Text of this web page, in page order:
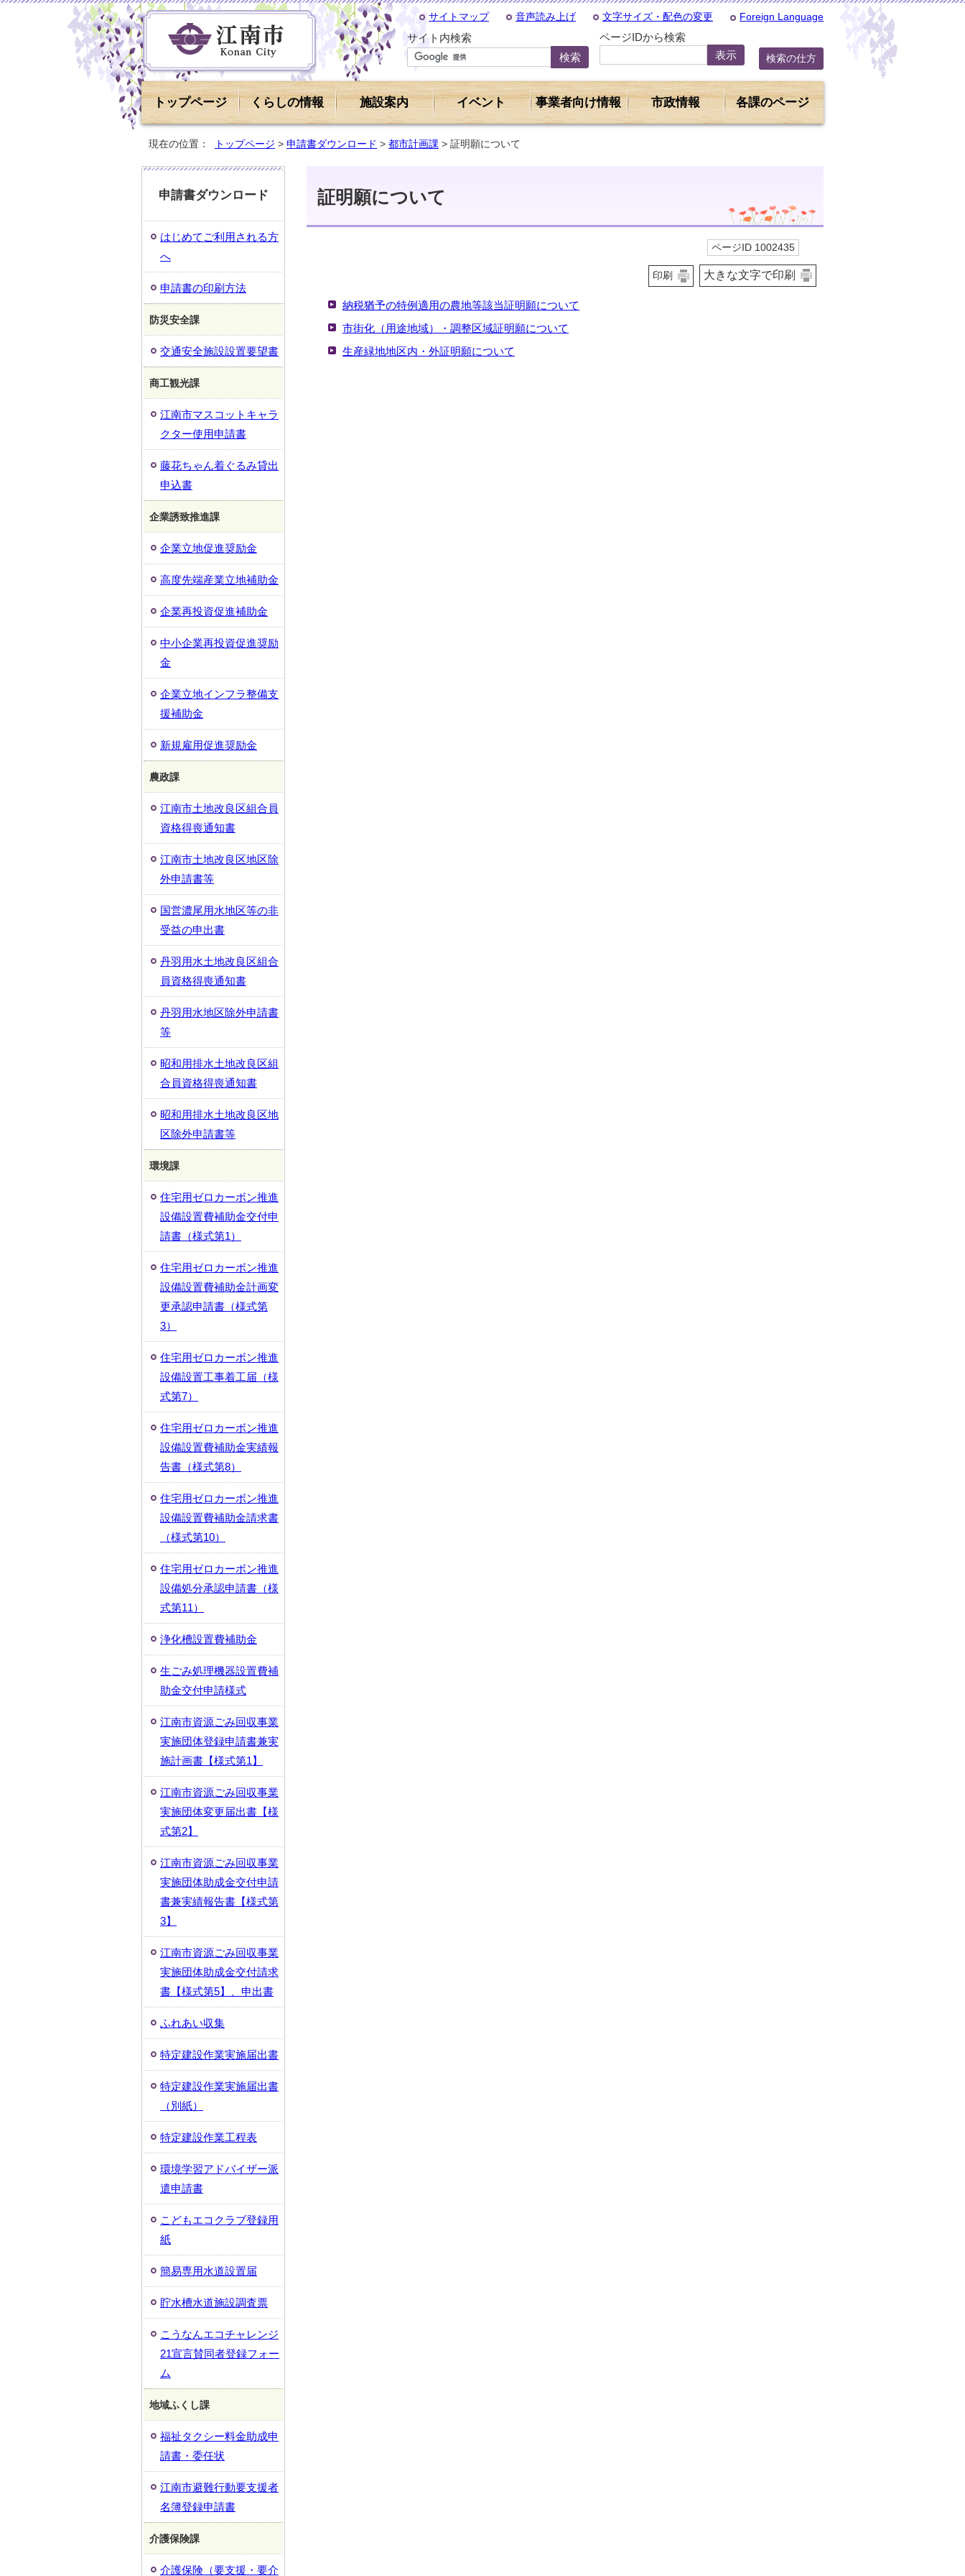
サイトマップ 音声読み上げ 文字サイズ・配色の変更 Foreign Language
サイト内検索 ページIDから検索
検索の仕方
トップページ くらしの情報 施設案内 イベント 事業者向け情報 市政情報 各課のページ
現在の位置： トップページ > 申請書ダウンロード > 都市計画課 > 証明願について
証明願について
ページID 1002435
印刷 大きな文字で印刷
納税猶予の特例適用の農地等該当証明願について
市街化（用途地域）・調整区域証明願について
生産緑地地区内・外証明願について
申請書ダウンロード
はじめてご利用される方
へ
申請書の印刷方法
防災安全課
交通安全施設設置要望書
商工観光課
江南市マスコットキャラ
クター使用申請書
藤花ちゃん着ぐるみ貸出
申込書
企業誘致推進課
企業立地促進奨励金
高度先端産業立地補助金
企業再投資促進補助金
中小企業再投資促進奨励
金
企業立地インフラ整備支
援補助金
新規雇用促進奨励金
農政課
江南市土地改良区組合員
資格得喪通知書
江南市土地改良区地区除
外申請書等
国営濃尾用水地区等の非
受益の申出書
丹羽用水土地改良区組合
員資格得喪通知書
丹羽用水地区除外申請書
等
昭和用排水土地改良区組
合員資格得喪通知書
昭和用排水土地改良区地
区除外申請書等
環境課
住宅用ゼロカーボン推進
設備設置費補助金交付申
請書（様式第1）
住宅用ゼロカーボン推進
設備設置費補助金計画変
更承認申請書（様式第
3）
住宅用ゼロカーボン推進
設備設置工事着工届（様
式第7）
住宅用ゼロカーボン推進
設備設置費補助金実績報
告書（様式第8）
住宅用ゼロカーボン推進
設備設置費補助金請求書
（様式第10）
住宅用ゼロカーボン推進
設備処分承認申請書（様
式第11）
浄化槽設置費補助金
生ごみ処理機器設置費補
助金交付申請様式
江南市資源ごみ回収事業
実施団体登録申請書兼実
施計画書【様式第1】
江南市資源ごみ回収事業
実施団体変更届出書【様
式第2】
江南市資源ごみ回収事業
実施団体助成金交付申請
書兼実績報告書【様式第
3】
江南市資源ごみ回収事業
実施団体助成金交付請求
書【様式第5】、申出書
ふれあい収集
特定建設作業実施届出書
特定建設作業実施届出書
（別紙）
特定建設作業工程表
環境学習アドバイザー派
遣申請書
こどもエコクラブ登録用
紙
簡易専用水道設置届
貯水槽水道施設調査票
こうなんエコチャレンジ
21宣言賛同者登録フォー
ム
地域ふくし課
福祉タクシー料金助成申
請書・委任状
江南市避難行動要支援者
名簿登録申請書
介護保険課
介護保険（要支援・要介